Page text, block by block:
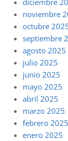
noviembre
octubre
septiembre
agosto 2025
julio 2025
junio 2025
mayo 2025
abril 2025
marzo 2025
febrero 2025
enero 2025